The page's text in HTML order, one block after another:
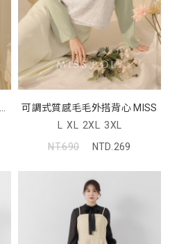
可調式質感毛毛外搭背心 MISS
L XL 2XL 3XL
NT.690
NTD.269